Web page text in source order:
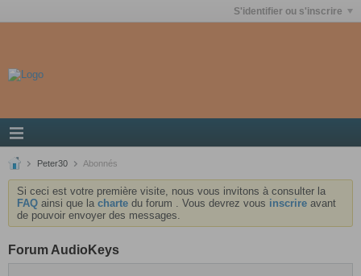
S'identifier ou s'inscrire
Peter30 Abonnés
Si ceci est votre première visite, nous vous invitons à consulter la
FAQ ainsi que la charte du forum . Vous devrez vous inscrire avant
de pouvoir envoyer des messages.
Forum AudioKeys